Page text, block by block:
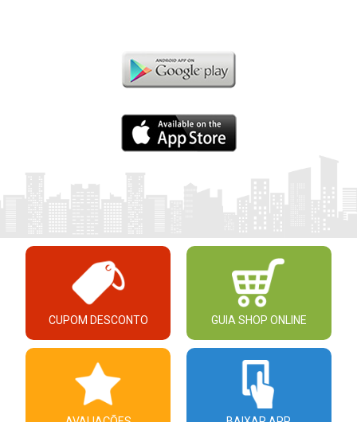
CUPOM DESCONTO GUIA SHOP ONLINE